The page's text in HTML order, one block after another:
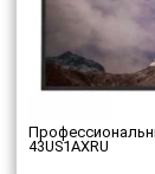
43US1AXRU